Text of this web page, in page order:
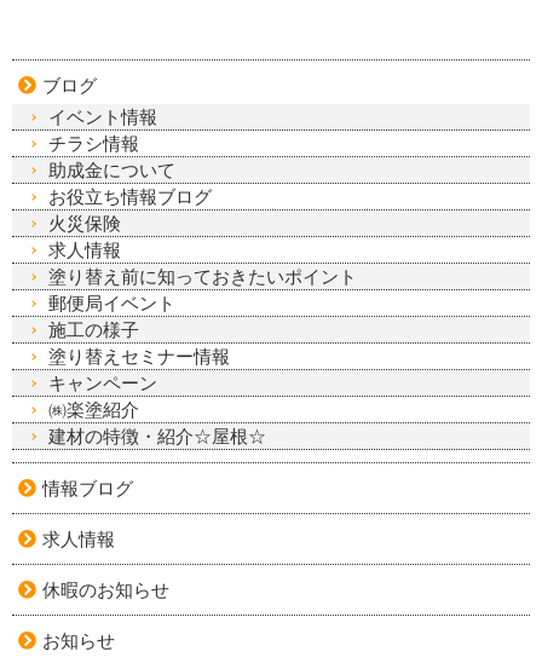
ブログ
イベント情報
チラシ情報
助成金について
お役立ち情報ブログ
火災保険
求人情報
塗り替え前に知っておきたいポイント
郵便局イベント
施工の様子
塗り替えセミナー情報
キャンペーン
㈱楽塗紹介
建材の特徴・紹介☆屋根☆
情報ブログ
求人情報
休暇のお知らせ
お知らせ